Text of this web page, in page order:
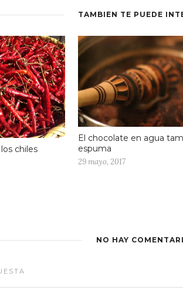
TAMBIÉN TE PUEDE
chiles
El chocolate en agua
espuma
29 mayo, 2017
NO HAY